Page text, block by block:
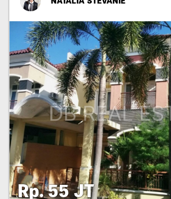
Rp. 55 JT